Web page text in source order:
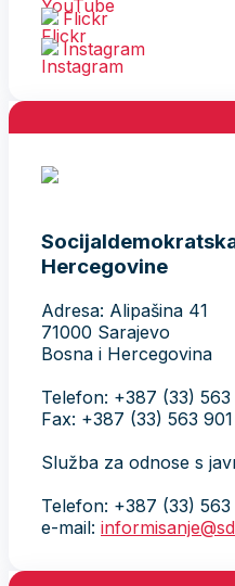
Flickr
Instagram
Hercegovine
Adresa: Alipašina 41
71000 Sarajevo
Bosna i Hercegovina
Telefon: +387 (33)
Fax: +387 (33) 563 901
Služba za odnose s
Telefon: +387 (33) 563
e-mail: